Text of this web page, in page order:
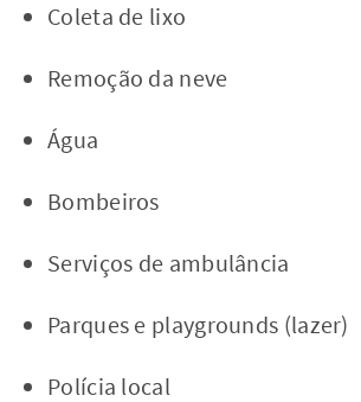
Coleta de lixo
Remoção da neve
Água
Bombeiros
Serviços de ambulância
Parques e playgrounds (lazer)
Polícia local